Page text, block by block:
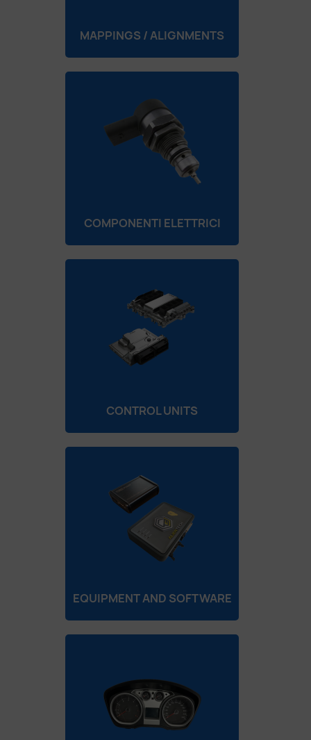
MAPPINGS / ALIGNMENTS
COMPONENTI ELETTRICI
CONTROL UNITS
EQUIPMENT AND SOFTWARE